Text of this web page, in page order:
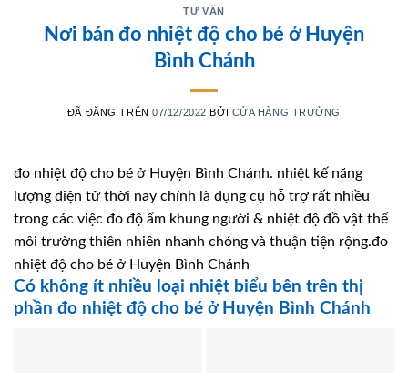
TƯ VẤN
Nơi bán đo nhiệt độ cho bé ở Huyện
Bình Chánh
ĐÃ ĐĂNG TRÊN07/12/2022 BỞI CỬA HÀNG TRƯỞNG
đo nhiệt độ cho bé ở Huyện Bình Chánh. nhiệt kế năng
lượng điện tử thời nay chính là dụng cụ hỗ trợ rất nhiều
trong các việc đo độ ẩm khung người & nhiệt độ đồ vật thể
môi trường thiên nhiên nhanh chóng và thuận tiện rộng.đo
nhiệt độ cho bé ở Huyện Bình Chánh
Có không ít nhiều loại nhiệt biểu bên trên thị
phần đo nhiệt độ cho bé ở Huyện Bình Chánh